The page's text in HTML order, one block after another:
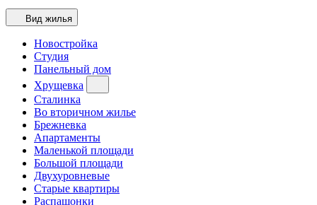
Вид жилья
Новостройка
Студия
Панельный дом
Хрущевка
Сталинка
Во вторичном жилье
Брежневка
Апартаменты
Маленькой площади
Большой площади
Двухуровневые
Старые квартиры
Распашонки